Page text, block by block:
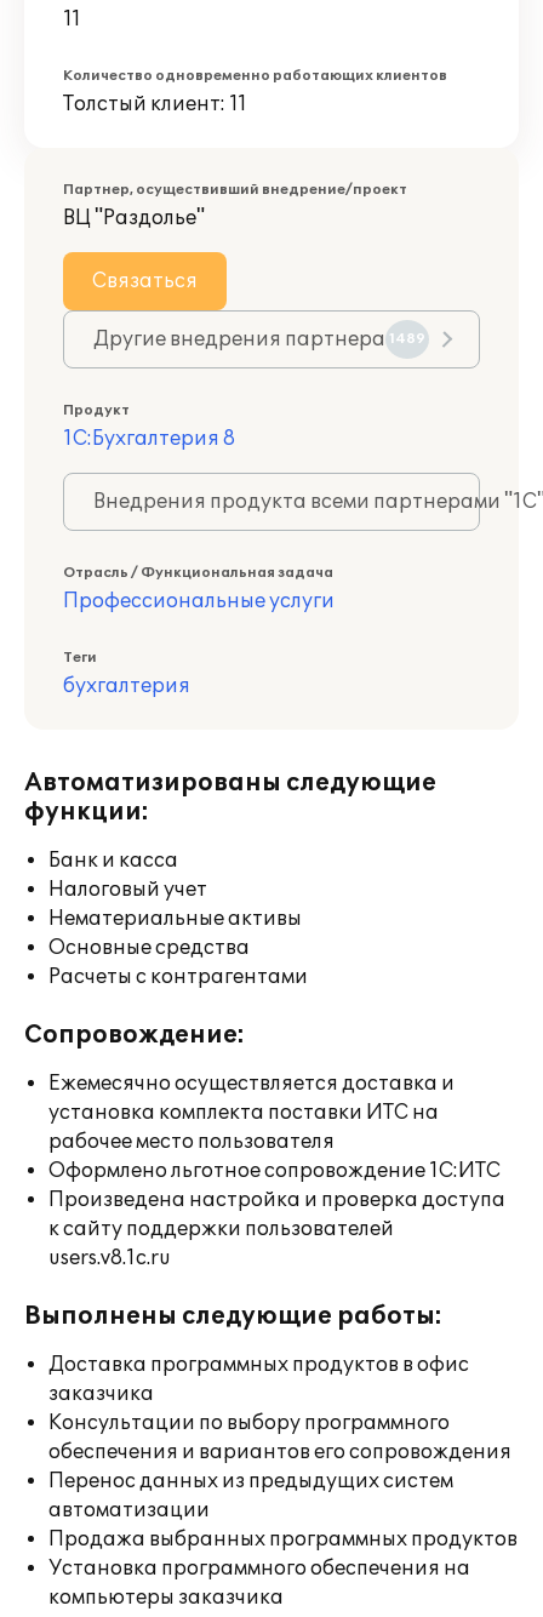
11
Количество одновременно работающих клиентов
Толстый клиент: 11
Партнер, осуществивший внедрение/проект
ВЦ "Раздолье"
Связаться
Другие внедрения партнера 1489
Продукт
1С:Бухгалтерия 8
Внедрения продукта всеми партнерами
Отрасль / Функциональная задача
Профессиональные услуги
Теги
бухгалтерия
Автоматизированы следующие
функции:
Банк и касса
Налоговый учет
Нематериальные активы
Основные средства
Расчеты с контрагентами
Сопровождение:
Ежемесячно осуществляется доставка и
установка комплекта поставки ИТС на
рабочее место пользователя
Оформлено льготное сопровождение 1С:ИТС
Произведена настройка и проверка доступа
к сайту поддержки пользователей
users.v8.1c.ru
Выполнены следующие работы:
Доставка программных продуктов в офис
заказчика
Консультации по выбору программного
обеспечения и вариантов его сопровождения
Перенос данных из предыдущих систем
автоматизации
Продажа выбранных программных продуктов
Установка программного обеспечения на
компьютеры заказчика